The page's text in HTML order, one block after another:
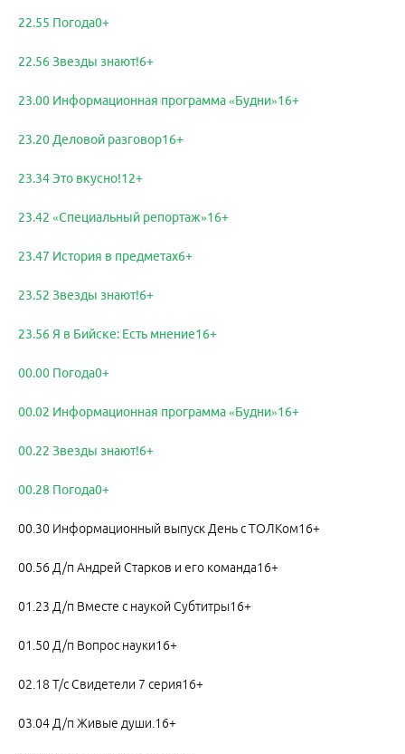
22.55 Погода0+
22.56 Звезды знают!6+
23.00 Информационная программа «Будни»16+
23.20 Деловой разговор16+
23.34 Это вкусно!12+
23.42 «Специальный репортаж»16+
23.47 История в предметах6+
23.52 Звезды знают!6+
23.56 Я в Бийске: Есть мнение16+
00.00 Погода0+
00.02 Информационная программа «Будни»16+
00.22 Звезды знают!6+
00.28 Погода0+
00.30 Информационный выпуск День с ТОЛКом16+
00.56 Д/п Андрей Старков и его команда16+
01.23 Д/п Вместе с наукой Субтитры16+
01.50 Д/п Вопрос науки16+
02.18 Т/с Свидетели 7 серия16+
03.04 Д/п Живые души.16+